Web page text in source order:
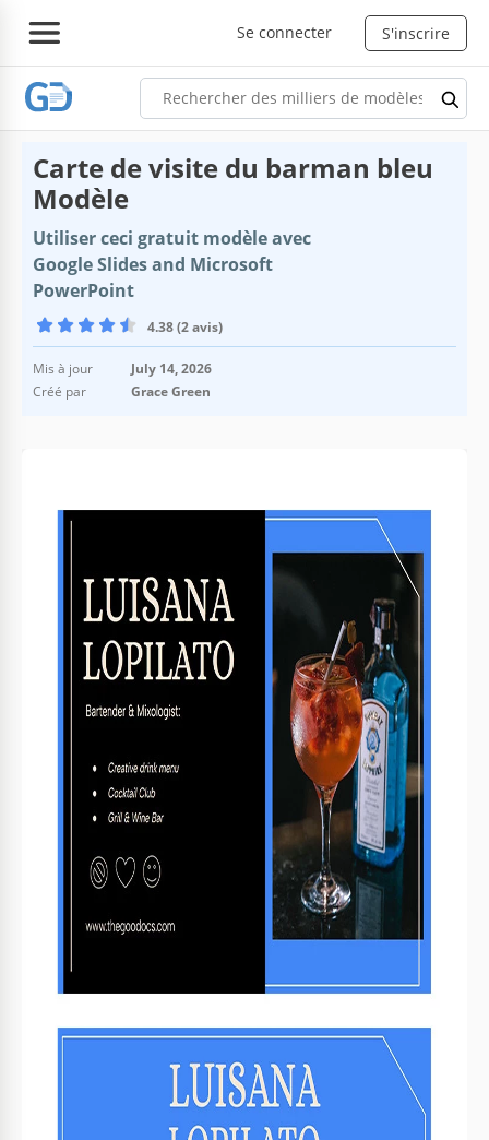
Se connecter S'inscrire
Carte de visite du barman bleu
Modèle
Utiliser ceci gratuit modèle avec
Google Slides and Microsoft
PowerPoint
4.38 (2 avis)
Mis à jour
July 14, 2026
Créé par
Grace Green